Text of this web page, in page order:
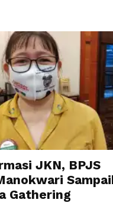
JKN, BPJS
Gathering